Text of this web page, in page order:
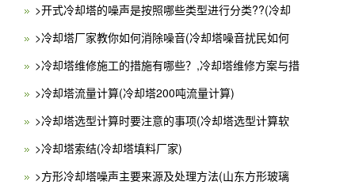
>开式冷却塔的噪声是按照哪些类型进行分类??(冷却
>冷却塔厂家教你如何消除噪音(冷却塔噪音扰民如何
>冷却塔维修施工的措施有哪些？,冷却塔维修方案与措
>冷却塔流量计算(冷却塔200吨流量计算)
>冷却塔选型计算时要注意的事项(冷却塔选型计算软
>冷却塔索结(冷却塔填料厂家)
>方形冷却塔噪声主要来源及处理方法(山东方形玻璃